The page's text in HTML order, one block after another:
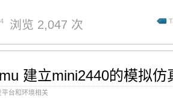
浏览 2,047 次
建立mini2440的模拟仿
台和环境相关